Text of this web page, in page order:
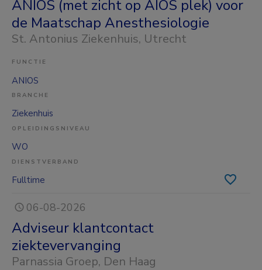
ANIOS (met zicht op AIOS plek) voor
de Maatschap Anesthesiologie
St. Antonius Ziekenhuis, Utrecht
FUNCTIE
ANIOS
BRANCHE
Ziekenhuis
OPLEIDINGSNIVEAU
WO
DIENSTVERBAND
Fulltime
06-08-2026
Adviseur klantcontact
ziektevervanging
Parnassia Groep, Den Haag